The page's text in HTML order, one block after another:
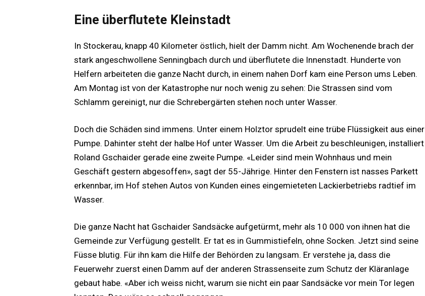
Eine überflutete Kleinstadt
In Stockerau, knapp 40 Kilometer östlich, hielt der Damm nicht. Am Wochenende brach der
stark angeschwollene Senningbach durch und überflutete die Innenstadt. Hunderte von
Helfern arbeiteten die ganze Nacht durch, in einem nahen Dorf kam eine Person ums Leben.
Am Montag ist von der Katastrophe nur noch wenig zu sehen: Die Strassen sind vom
Schlamm gereinigt, nur die Schrebergärten stehen noch unter Wasser.
Doch die Schäden sind immens. Unter einem Holztor sprudelt eine trübe Flüssigkeit aus einer
Pumpe. Dahinter steht der halbe Hof unter Wasser. Um die Arbeit zu beschleunigen, installiert
Roland Gschaider gerade eine zweite Pumpe. «Leider sind mein Wohnhaus und mein
Geschäft gestern abgesoffen», sagt der 55-Jährige. Hinter den Fenstern ist nasses Parkett
erkennbar, im Hof stehen Autos von Kunden eines eingemieteten Lackierbetriebs radtief im
Wasser.
Die ganze Nacht hat Gschaider Sandsäcke aufgetürmt, mehr als 10 000 von ihnen hat die
Gemeinde zur Verfügung gestellt. Er tat es in Gummistiefeln, ohne Socken. Jetzt sind seine
Füsse blutig. Für ihn kam die Hilfe der Behörden zu langsam. Er verstehe ja, dass die
Feuerwehr zuerst einen Damm auf der anderen Strassenseite zum Schutz der Kläranlage
gebaut habe. «Aber ich weiss nicht, warum sie nicht ein paar Sandsäcke vor mein Tor legen